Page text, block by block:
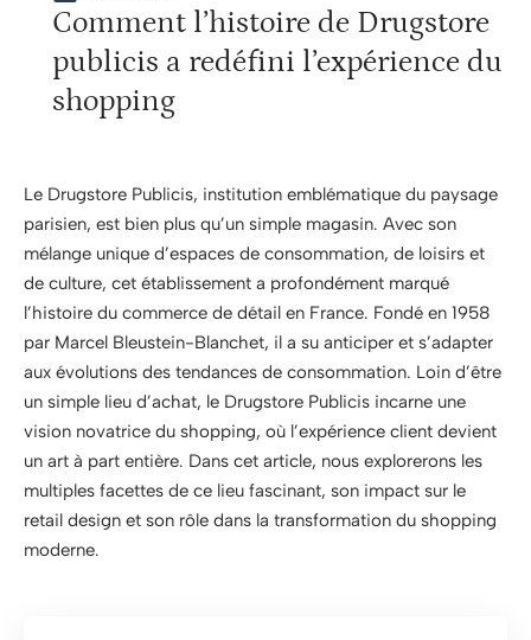
Comment l’histoire de Drugstore
publicis a redéfini l’expérience du
shopping
Le Drugstore Publicis, institution emblématique du paysage
parisien, est bien plus qu’un simple magasin. Avec son
mélange unique d’espaces de consommation, de loisirs et
de culture, cet établissement a profondément marqué
l’histoire du commerce de détail en France. Fondé en 1958
par Marcel Bleustein-Blanchet, il a su anticiper et s’adapter
aux évolutions des tendances de consommation. Loin d’être
un simple lieu d’achat, le Drugstore Publicis incarne une
vision novatrice du shopping, où l’expérience client devient
un art à part entière. Dans cet article, nous explorerons les
multiples facettes de ce lieu fascinant, son impact sur le
retail design et son rôle dans la transformation du shopping
moderne.